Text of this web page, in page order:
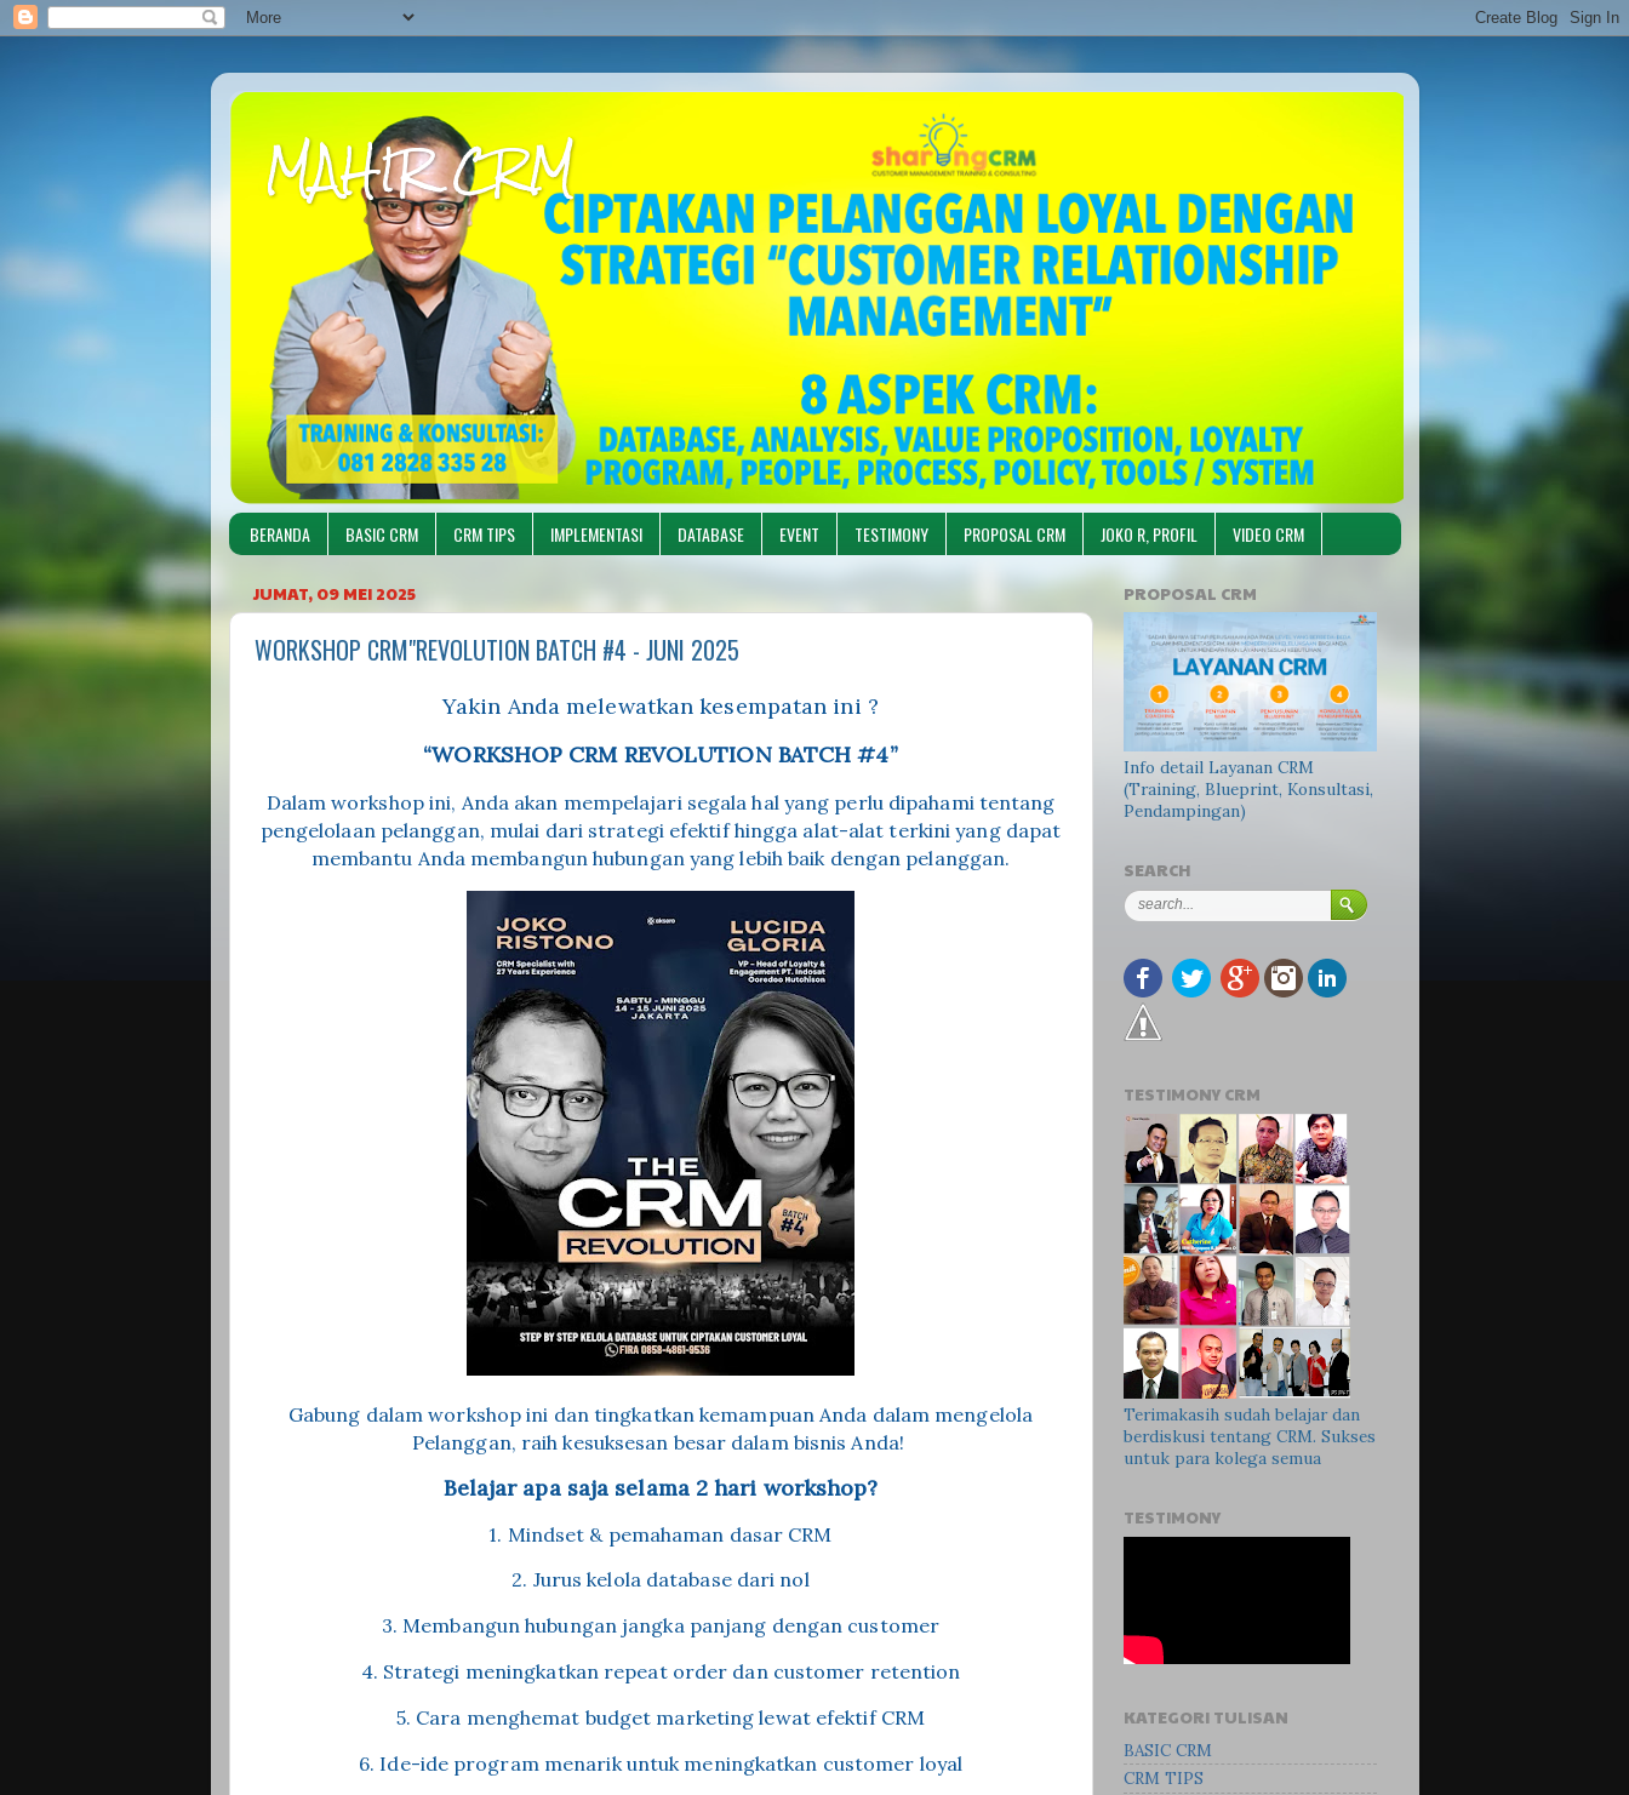
MAHIR CRM
BERANDA BASIC CRM CRM TIPS IMPLEMENTASI DATABASE EVENT TESTIMONY PROPOSAL CRM JOKO R, PROFIL VIDEO CRM
JUMAT, 09 MEI 2025
WORKSHOP CRM"REVOLUTION BATCH #4 - JUNI 2025
Yakin Anda melewatkan kesempatan ini ?
“WORKSHOP CRM REVOLUTION BATCH #4”
Dalam workshop ini, Anda akan mempelajari segala hal yang perlu dipahami tentang
pengelolaan pelanggan, mulai dari strategi efektif hingga alat-alat terkini yang dapat
membantu Anda membangun hubungan yang lebih baik dengan pelanggan.
Gabung dalam workshop ini dan tingkatkan kemampuan Anda dalam mengelola
Pelanggan, raih kesuksesan besar dalam bisnis Anda!
Belajar apa saja selama 2 hari workshop?
1. Mindset & pemahaman dasar CRM
2. Jurus kelola database dari nol
3. Membangun hubungan jangka panjang dengan customer
4. Strategi meningkatkan repeat order dan customer retention
5. Cara menghemat budget marketing lewat efektif CRM
6. Ide-ide program menarik untuk meningkatkan customer loyal
PROPOSAL CRM
Info detail Layanan CRM
(Training, Blueprint, Konsultasi,
Pendampingan)
SEARCH
TESTIMONY CRM
Terimakasih sudah belajar dan
berdiskusi tentang CRM. Sukses
untuk para kolega semua
TESTIMONY
KATEGORI TULISAN
BASIC CRM
CRM TIPS